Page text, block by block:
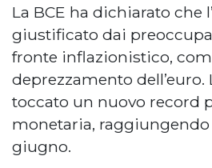
La BCE ha dichiarato che
giustificato dai
fronte inflazionistico,
deprezzamento dell’euro.
toccato un nuovo record
monetaria, raggiungendo
giugno.